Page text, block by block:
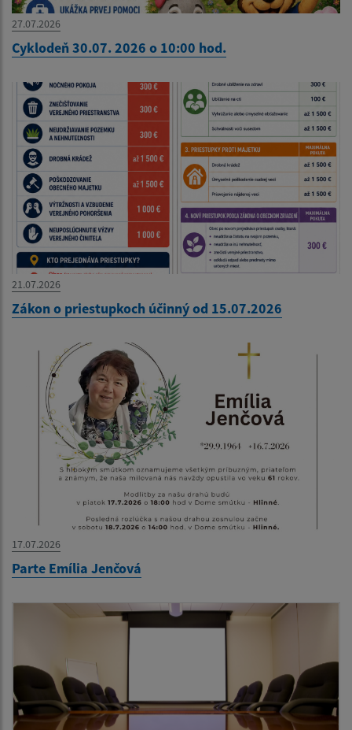
27.07.2026
Cyklodeň 30.07. 2026 o 10:00 hod.
21.07.2026
Zákon o priestupkoch účinný od 15.07.2026
17.07.2026
Parte Emília Jenčová